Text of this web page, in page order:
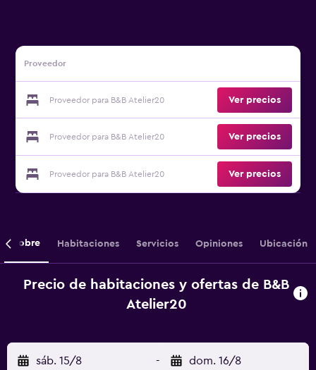
Proveedor
Proveedor para B&B Atelier20 Ver precios
Proveedor para B&B Atelier20 Ver precios
Proveedor para B&B Atelier20 Ver precios
Sobre Habitaciones Servicios Opiniones Ubicación
Precio de habitaciones y ofertas de B&B
Atelier20
sáb. 15/8 - dom. 16/8